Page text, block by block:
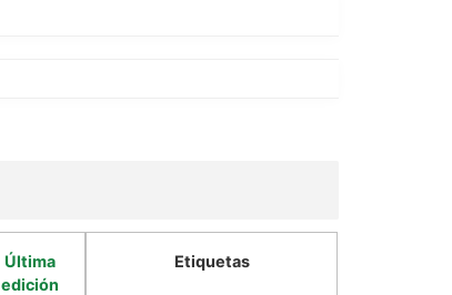
Última
edición
Etiquetas